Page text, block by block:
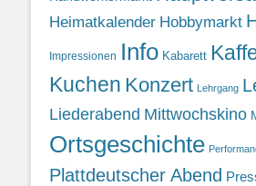
Heimatkalender Hobbymarkt
Impressionen Info Kabarett
Kuchen Konzert Lehrgang
Liederabend Mittwochskino
Ortsgeschichte
Plattdeutscher Abend